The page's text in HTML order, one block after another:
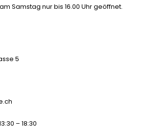
Samstag nur bis 16.00 Uhr geöffnet.
5
– 18:30